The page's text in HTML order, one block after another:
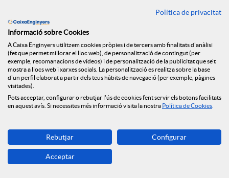
l
s
Els principals selectors d’Espanya han assenyalat per al mitjà
digital FundsPeople quines variacions ha portat aquesta crisi
Política de privacitat
Informació sobre Cookies
A Caixa Enginyers utilitzem cookies pròpies i de tercers amb finalitats d'anàlisi
(fet que permet millorar el lloc web), de personalització de contingut (per
exemple, recomanacions de vídeos) i de personalització de la publicitat que se't
mostra a llocs web i xarxes socials. La personalització es realitza sobre la base
d'un perfil elaborat a partir dels teus hàbits de navegació (per exemple, pàgines
visitades).
Pots acceptar, configurar o rebutjar l'ús de cookies fent servir els botons facilitats
en aquest avís. Si necessites més informació visita la nostra Política de Cookies
Rebutjar Configurar
Acceptar